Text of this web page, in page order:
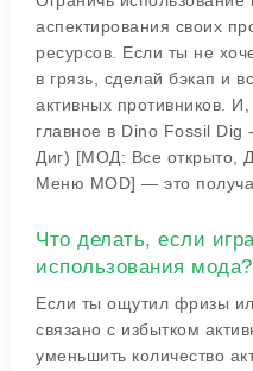
аспектирования своих
ресурсов. Если ты не
в грязь, сделай бэкап и
активных противников.
главное в Dino Fossil
Диг) [МОД: Все открыто,
Меню MOD] — это
Что делать, если
использования мода?
Если ты ощутил фризы
связано с избытком
уменьшить количество